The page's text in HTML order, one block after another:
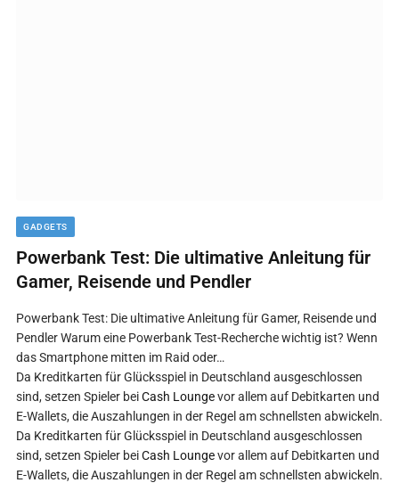
GADGETS
Powerbank Test: Die ultimative Anleitung für
Gamer, Reisende und Pendler
Powerbank Test: Die ultimative Anleitung für Gamer, Reisende und
Pendler Warum eine Powerbank Test-Recherche wichtig ist? Wenn
das Smartphone mitten im Raid oder…
Da Kreditkarten für Glücksspiel in Deutschland ausgeschlossen
sind, setzen Spieler beiCash Loungevor allem auf Debitkarten und
E-Wallets, die Auszahlungen in der Regel am schnellsten abwickeln.
Da Kreditkarten für Glücksspiel in Deutschland ausgeschlossen
sind, setzen Spieler beiCash Loungevor allem auf Debitkarten und
E-Wallets, die Auszahlungen in der Regel am schnellsten abwickeln.